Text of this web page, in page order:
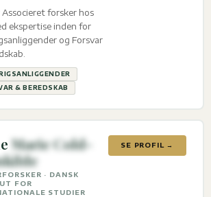
Associeret forsker hos
ekspertise inden for
og Forsvar
& BEREDSKAB
Marie Cold-
· DANSK
FOR
STUDIER
SE PROFIL →